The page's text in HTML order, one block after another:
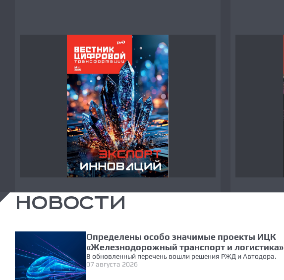
НОВОСТИ
Определены особо значимые проекты ИЦК
«Железнодорожный транспорт и логистика»
В обновленный перечень вошли решения РЖД и Автодора.
07 августа 2026